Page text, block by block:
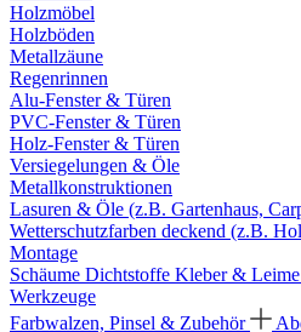
Holzmöbel
Holzböden
Metallzäune
Regenrinnen
Alu-Fenster & Türen
PVC-Fenster & Türen
Holz-Fenster & Türen
Versiegelungen & Öle
Metallkonstruktionen
Lasuren & Öle (z.B. Gartenhaus,
Wetterschutzfarben deckend (z.B.
Montage
Schäume Dichtstoffe Kleber & Leime
Werkzeuge
Farbwalzen, Pinsel & Zubehör